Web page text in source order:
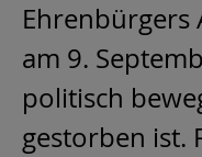
Ehrenbürgers
am 9.
politisch
gestorben ist.